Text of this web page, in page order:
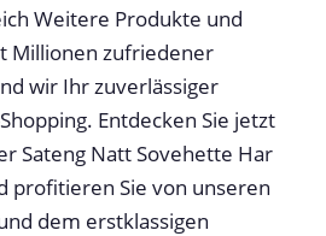
Weitere Produkte und
Millionen zufriedener
wir Ihr zuverlässiger
Entdecken Sie jetzt
Sateng Natt Sovehette Har
profitieren Sie von unseren
dem erstklassigen